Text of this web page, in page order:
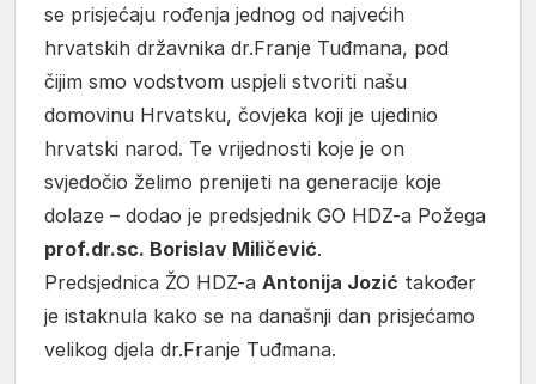
se prisjećaju rođenja jednog od najvećih
hrvatskih državnika dr.Franje Tuđmana, pod
čijim smo vodstvom uspjeli stvoriti našu
domovinu Hrvatsku, čovjeka koji je ujedinio
hrvatski narod. Te vrijednosti koje je on
svjedočio želimo prenijeti na generacije koje
dolaze – dodao je predsjednik GO HDZ-a Požega
prof.dr.sc. Borislav Miličević.
Predsjednica ŽO HDZ-a Antonija Jozić također
je istaknula kako se na današnji dan prisjećamo
velikog djela dr.Franje Tuđmana.